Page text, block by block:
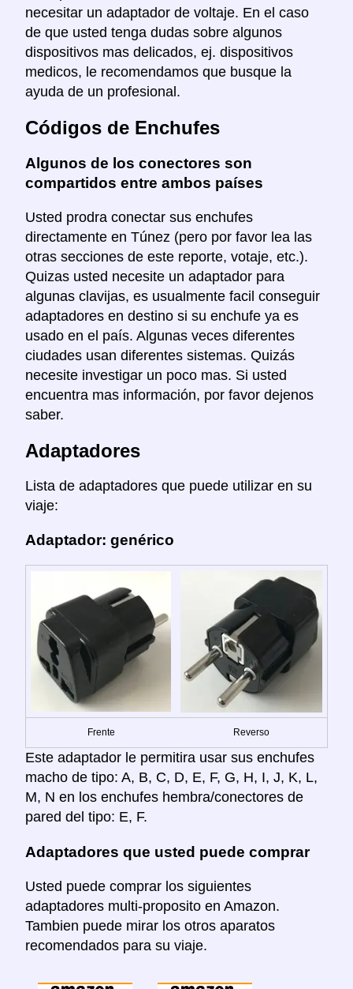
necesitar un adaptador de voltaje. En el caso
de que usted tenga dudas sobre algunos
dispositivos mas delicados, ej. dispositivos
medicos, le recomendamos que busque la
ayuda de un profesional.
Códigos de Enchufes
Algunos de los conectores son
compartidos entre ambos países
Usted prodra conectar sus enchufes
directamente en Túnez (pero por favor lea las
otras secciones de este reporte, votaje, etc.).
Quizas usted necesite un adaptador para
algunas clavijas, es usualmente facil conseguir
adaptadores en destino si su enchufe ya es
usado en el país. Algunas veces diferentes
ciudades usan diferentes sistemas. Quizás
necesite investigar un poco mas. Si usted
encuentra mas información, por favor dejenos
saber.
Adaptadores
Lista de adaptadores que puede utilizar en su
viaje:
Adaptador: genérico
Frente Reverso
Este adaptador le permitira usar sus enchufes
macho de tipo: A, B, C, D, E, F, G, H, I, J, K, L,
M, N en los enchufes hembra/conectores de
pared del tipo: E, F.
Adaptadores que usted puede comprar
Usted puede comprar los siguientes
adaptadores multi-proposito en Amazon.
Tambien puede mirar los otros aparatos
recomendados para su viaje.